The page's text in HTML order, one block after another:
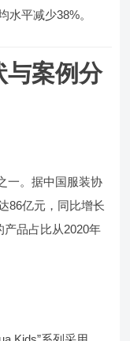
水平减少38%。
与案例分
一。据中国服装协
86亿元，同比增长
产品占比从2020年